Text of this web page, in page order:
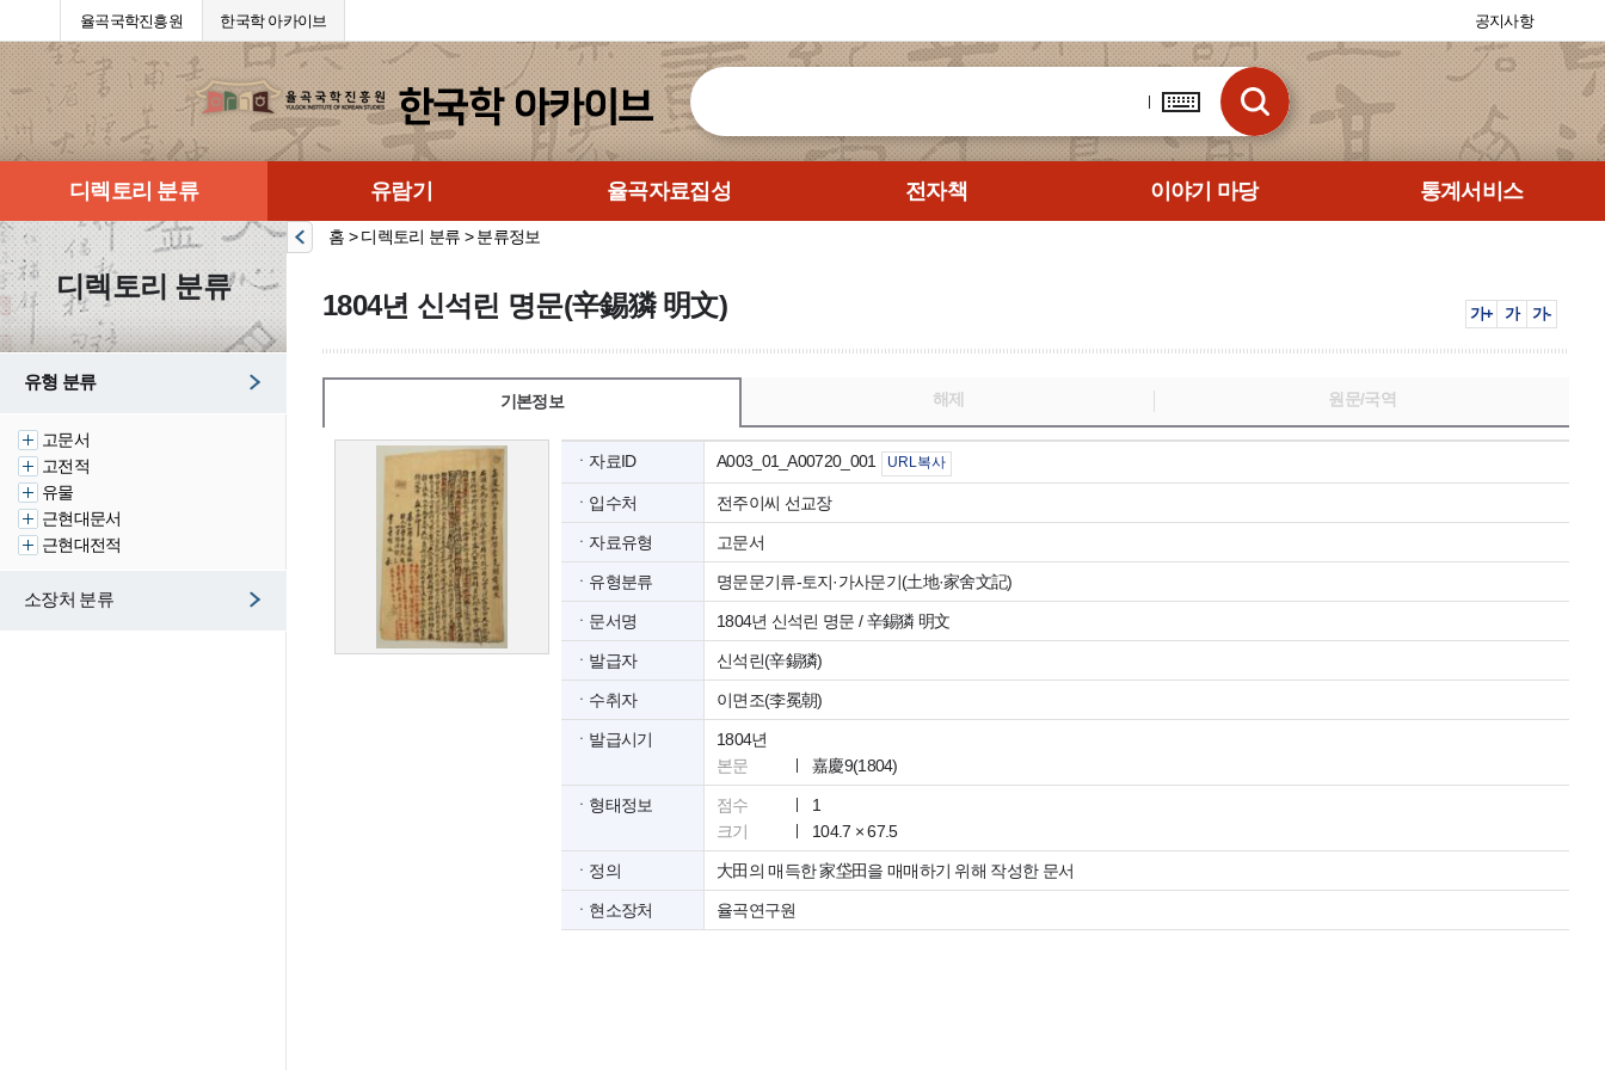
율곡국학진흥원 한국학 아카이브 공지사항
디렉토리 분류 유람기 율곡자료집성 전자책 이야기 마당 통계서비스
디렉토리 분류
유형 분류
고문서
고전적
유물
근현대문서
근현대전적
소장처 분류
홈 > 디렉토리 분류 > 분류정보
1804년 신석린 명문(辛錫獜 明文) 가+ 가 가-
기본정보 해제 원문/국역
ㆍ자료ID A003_01_A00720_001 URL복사
ㆍ입수처 전주이씨 선교장
ㆍ자료유형 고문서
ㆍ유형분류 명문문기류-토지·가사문기(土地·家舍文記)
ㆍ문서명 1804년 신석린 명문 / 辛錫獜 明文
ㆍ발급자 신석린(辛錫獜)
ㆍ수취자 이면조(李冕朝)
ㆍ발급시기
1804년
본문
嘉慶9(1804)
ㆍ형태정보 점수
1
크기
104.7 × 67.5
ㆍ정의 大田의 매득한 家垈田을 매매하기 위해 작성한 문서
ㆍ현소장처 율곡연구원